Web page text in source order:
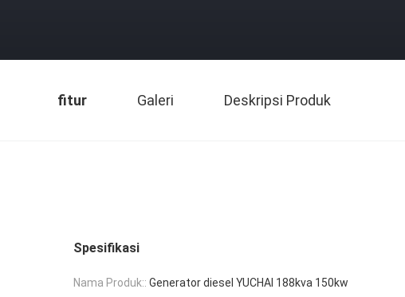
fitur Galeri Deskripsi Produk
Spesifikasi
Nama Produk:: Generator diesel YUCHAI 188kva 150kw